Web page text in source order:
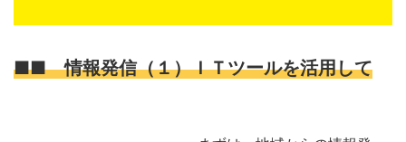
■■ 情報発信（１）ＩＴツールを活用して